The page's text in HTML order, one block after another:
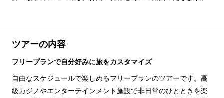
ツアーの内容
フリープランで自分好みに旅をカスタマイズ
自由なスケジュールで楽しめるフリープランのツアーです。高
級カジノやエンターテインメント施設で非日常のひとときを楽